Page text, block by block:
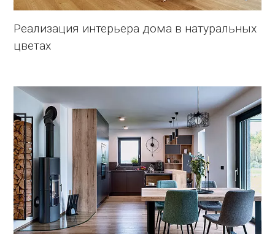
Реализация интерьера дома в натуральных
цветах